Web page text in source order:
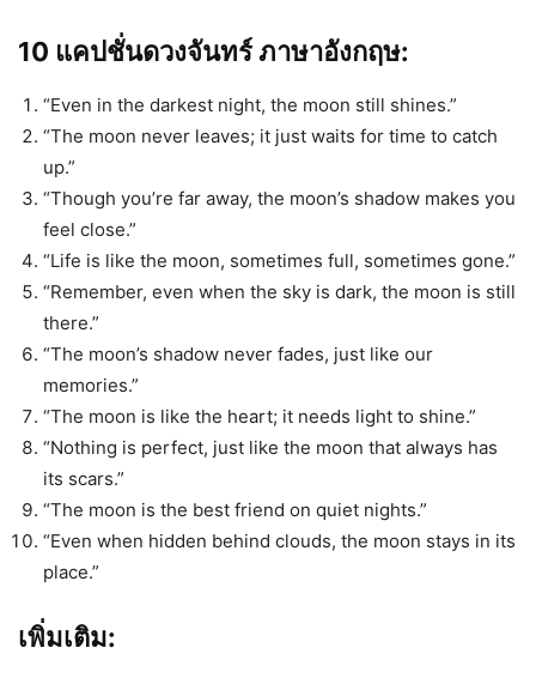
10 แคปชั่นดวงจันทร์ ภาษาอังกฤษ:
“Even in the darkest night, the moon still shines.”
“The moon never leaves; it just waits for time to catch
up.”
“Though you’re far away, the moon’s shadow makes you
feel close.”
“Life is like the moon, sometimes full, sometimes gone.”
“Remember, even when the sky is dark, the moon is still
there.”
“The moon’s shadow never fades, just like our
memories.”
“The moon is like the heart; it needs light to shine.”
“Nothing is perfect, just like the moon that always has
its scars.”
“The moon is the best friend on quiet nights.”
“Even when hidden behind clouds, the moon stays in its
place.”
เพิ่มเติม: